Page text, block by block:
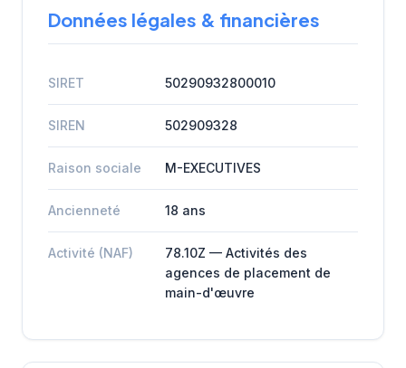
Données légales & financières
SIRET 50290932800010
SIREN 502909328
Raison sociale M-EXECUTIVES
Ancienneté 18 ans
Activité (NAF)
78.10Z — Activités des
agences de placement de
main-d'œuvre